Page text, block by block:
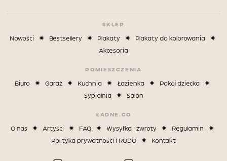
SKLEP
Nowości Bestsellery Plakaty
Plakaty do kolorowania
Akcesoria
POMIESZCZENIA
Biuro Garaż Kuchnia Łazienka
Pokój dziecka
Sypialnia
Salon
ŁADNE.CO
O nas Artyści FAQ Wysyłka i zwroty
Regulamin
Polityka prywatności i RODO
Kontakt